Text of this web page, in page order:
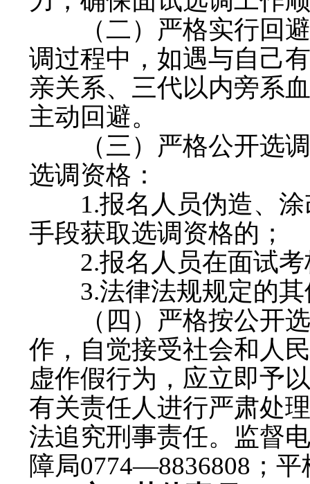
（二）严格实行回避
调过程中，如遇与自己
亲关系、三代以内旁系
主动回避。
（三）严格公开选调
选调资格：
1.报名人员伪造、涂
手段获取选调资格的；
2.报名人员在面试考
3.法律法规规定的其
（四）严格按公开选
作，自觉接受社会和人
虚作假行为，应立即予
有关责任人进行严肃处
法追究刑事责任。监督
障局0774—8836808；